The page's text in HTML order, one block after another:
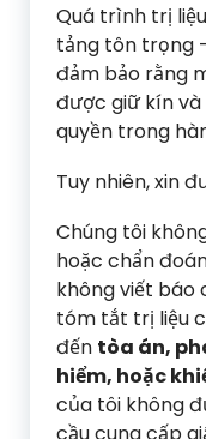
Quá trình trị
tảng tôn trọng
đảm bảo rằng
được giữ kín
quyền trong
Tuy nhiên, xin
Chúng tôi
hoặc chẩn
không viết báo
tóm tắt trị liệu
đến tòa án,
hiểm, hoặc
của tôi không
cầu cung cấp